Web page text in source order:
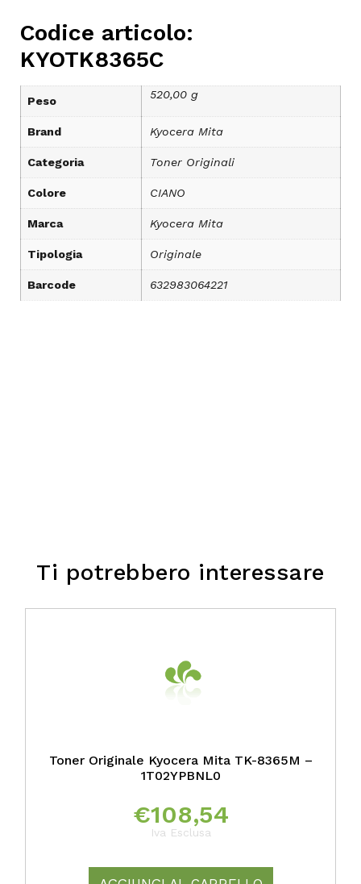
Codice articolo:
KYOTK8365C
Peso 520,00 g
Brand Kyocera Mita
Categoria Toner Originali
Colore CIANO
Marca Kyocera Mita
Tipologia Originale
Barcode 632983064221
Ti potrebbero interessare
Toner Originale Kyocera Mita TK-8365M –
1T02YPBNL0
€108,54
Iva Esclusa